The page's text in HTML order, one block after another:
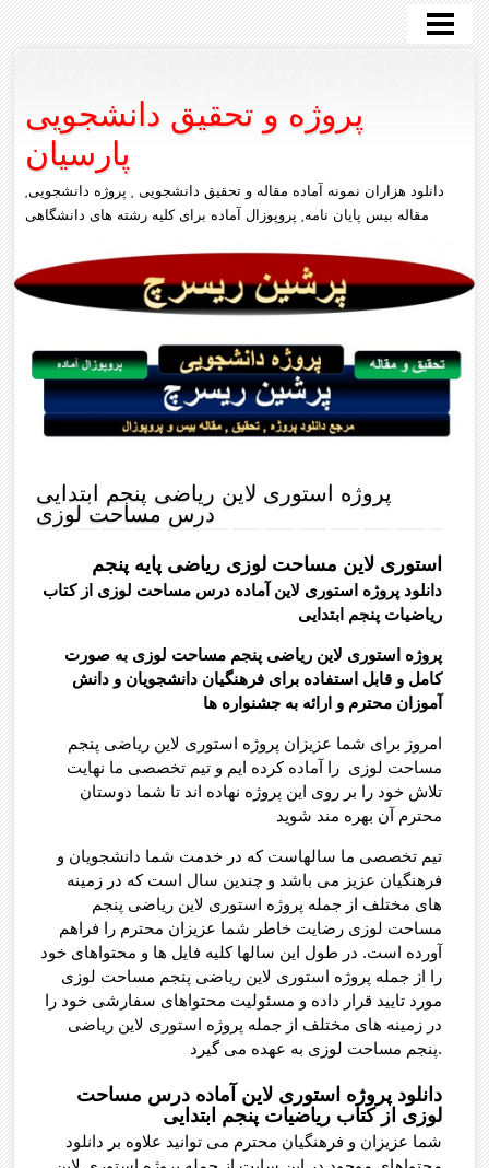
پروژه دانشجویی
مکانیک
علوم انسانی
تماس با ما
متلب
برق
معماری
پروژه و تحقیق دانشجویی
پارسیان
دانلود هزاران نمونه آماده مقاله و تحقیق دانشجویی , پروژه دانشجویی,
مقاله بیس پایان نامه, پروپوزال آماده برای کلیه رشته های دانشگاهی
پروژه استوری لاین ریاضی پنجم ابتدایی
درس مساحت لوزی
استوری لاین مساحت لوزی ریاضی پایه پنجم
دانلود پروژه استوری لاین آماده درس مساحت لوزی از کتاب
ریاضیات پنجم ابتدایی
پروژه استوری لاین ریاضی پنجم مساحت لوزی به صورت
کامل و قابل استفاده برای فرهنگیان دانشجویان و دانش
آموزان محترم و ارائه به جشنواره ها
امروز برای شما عزیزان پروژه استوری لاین ریاضی پنجم
مساحت لوزی را آماده کرده ایم و تیم تخصصی ما نهایت
تلاش خود را بر روی این پروژه نهاده اند تا شما دوستان
محترم آن بهره مند شوید
تیم تخصصی ما سالهاست که در خدمت شما دانشجویان و
فرهنگیان عزیز می باشد و چندین سال است که در زمینه
های مختلف از جمله پروژه استوری لاین ریاضی پنجم
مساحت لوزی رضایت خاطر شما عزیزان محترم را فراهم
آورده است. در طول این سالها کلیه فایل ها و محتواهای خود
را از جمله پروژه استوری لاین ریاضی پنجم مساحت لوزی
مورد تایید قرار داده و مسئولیت محتواهای سفارشی خود را
در زمینه های مختلف از جمله پروژه استوری لاین ریاضی
پنجم مساحت لوزی به عهده می گیرد.
دانلود پروژه استوری لاین آماده درس مساحت
لوزی از کتاب ریاضیات پنجم ابتدایی
شما عزیزان و فرهنگیان محترم می توانید علاوه بر دانلود